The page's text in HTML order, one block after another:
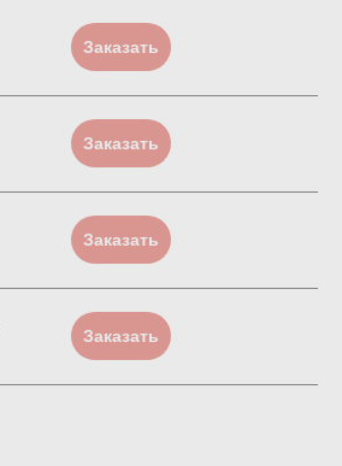
Заказать
Заказать
Заказать
Заказать